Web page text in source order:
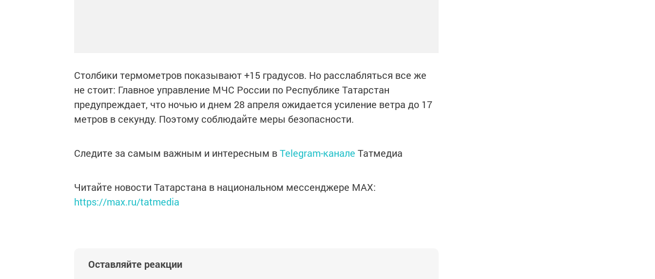
Столбики термометров показывают +15 градусов. Но расслабляться все же
не стоит: Главное управление МЧС России по Республике Татарстан
предупреждает, что ночью и днем 28 апреля ожидается усиление ветра до 17
метров в секунду. Поэтому соблюдайте меры безопасности.
Следите за самым важным и интересным вTelegram-канале Татмедиа
Читайте новости Татарстана в национальном мессенджере MАХ:
https://max.ru/tatmedia
Оставляйте реакции